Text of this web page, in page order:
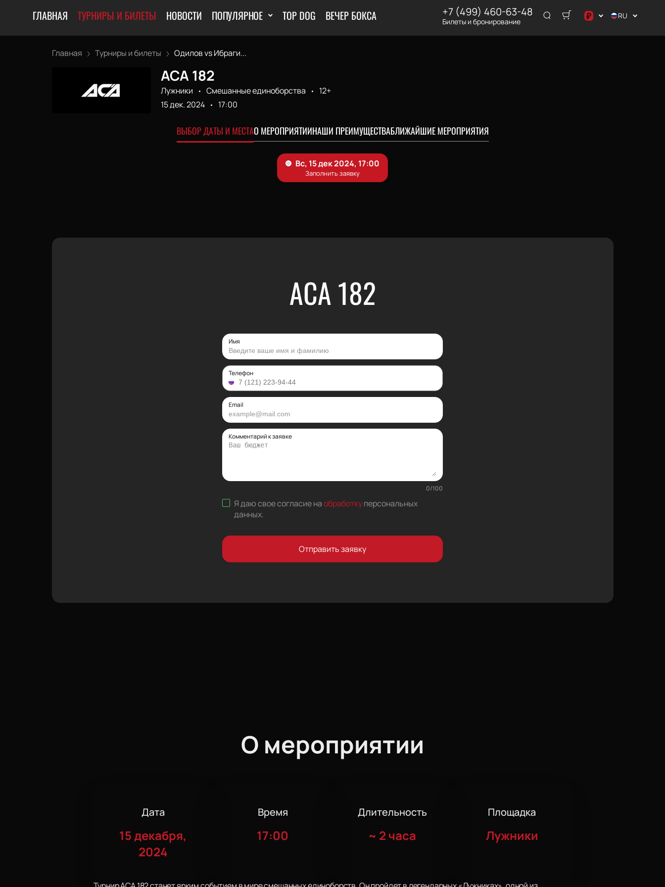
ГЛАВНАЯ ТУРНИРЫ И БИЛЕТЫ НОВОСТИ ПОПУЛЯРНОЕ TOP DOG ВЕЧЕР БОКСА +7 (499) 460-63-48
Билеты и бронирование ₽
د.إ
RU
Главная Турниры и билеты Одилов vs Ибраги...
АСА 182
Лужники Смешанные единоборства
12+
15 дек. 2024
17:00
ВЫБОР ДАТЫ И МЕСТАО МЕРОПРИЯТИИНАШИ ПРЕИМУЩЕСТВАБЛИЖАЙШИЕ МЕРОПРИЯТИЯ
АСА 182
Имя
Телефон
Email
Комментарий к заявке
0/100
Я даю свое согласие наобработкуперсональных
данных.
Отправить заявку
О мероприятии
Дата
15 декабря,
2024
Время
17:00
Длительность
~ 2 часа
Площадка
Лужники